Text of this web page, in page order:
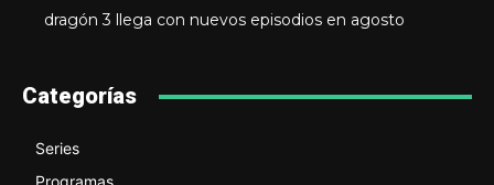
dragón 3 llega con nuevos episodios en agosto
Categorías
Series